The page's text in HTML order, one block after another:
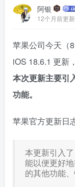
阿银
12个月前更新
苹果公司今天（
iOS 18.6.1 更新
本次更新主要引
功能。
苹果官方更新日
本更新引入
能以便更好
的其他功能